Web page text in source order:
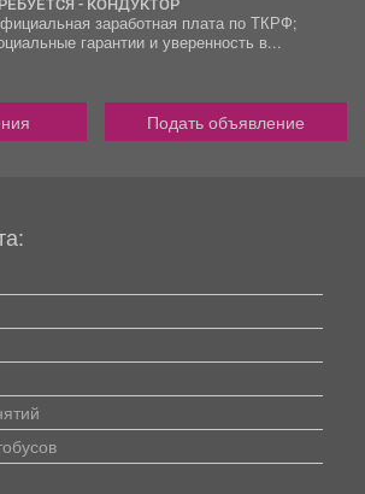
заработная плата по ТКРФ;
гарантии и уверенность в...
Подать объявление